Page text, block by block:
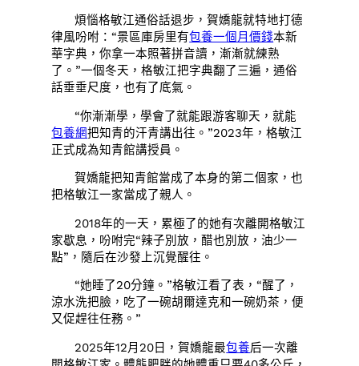
煩惱格敏江通俗話退步，賀嬌龍就特地打德
律風吩咐：“景區庫房里有包養一個月價錢本新
華字典，你拿一本照著拼音讀，漸漸就練熟
了。”一個冬天，格敏江把字典翻了三遍，通俗
話垂垂尺度，也有了底氣。
“你漸漸學，學會了就能跟游客聊天，就能
包養網把知青的汗青講出往。”2023年，格敏江
正式成為知青館講授員。
賀嬌龍把知青館當成了本身的第二個家，也
把格敏江一家當成了親人。
2018年的一天，累極了的她有次離開格敏江
家歇息，吩咐完“辣子別放，醋也別放，油少一
點”，隨后在沙發上沉覺醒往。
“她睡了20分鐘。”格敏江看了表，“醒了，
涼水洗把臉，吃了一碗胡爾達克和一碗奶茶，便
又促趕往任務。”
2025年12月20日，賀嬌龍最包養后一次離